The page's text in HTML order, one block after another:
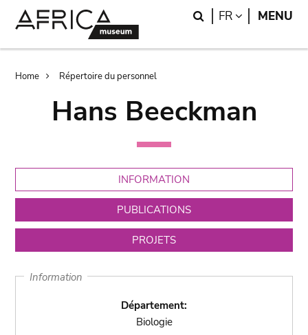
Search
FR LANGUAGE
MENU
Breadcrumb
Home Répertoire du personnel
Hans Beeckman
INFORMATION
PUBLICATIONS
PROJETS
Information
Département:
Biologie